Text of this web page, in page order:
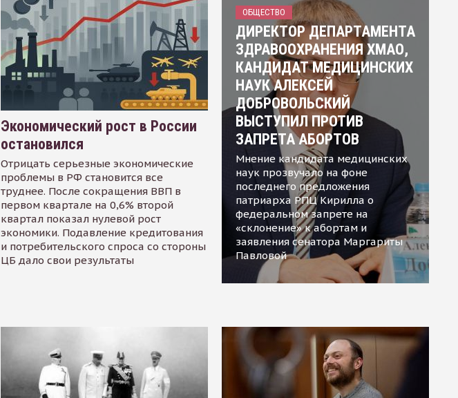
Экономический рост в России
остановился
Отрицать серьезные экономические
проблемы в РФ становится все
труднее. После сокращения ВВП в
первом квартале на 0,6% второй
квартал показал нулевой рост
экономики. Подавление кредитования
и потребительского спроса со стороны
ЦБ дало свои результаты
ОБЩЕСТВО
ДИРЕКТОР ДЕПАРТАМЕНТА
ЗДРАВООХРАНЕНИЯ ХМАО,
КАНДИДАТ МЕДИЦИНСКИХ
НАУК АЛЕКСЕЙ
ДОБРОВОЛЬСКИЙ
ВЫСТУПИЛ ПРОТИВ
ЗАПРЕТА АБОРТОВ
Мнение кандидата медицинских
наук прозвучало на фоне
последнего предложения
патриарха РПЦ Кирилла о
федеральном запрете на
«склонение» к абортам и
заявления сенатора Маргариты
Павловой